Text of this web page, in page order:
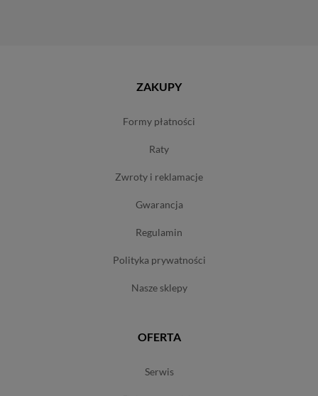
ZAKUPY
formy płatności
raty
zwroty i reklamacje
gwarancja
regulamin
polityka prywatności
nasze sklepy
OFERTA
serwis